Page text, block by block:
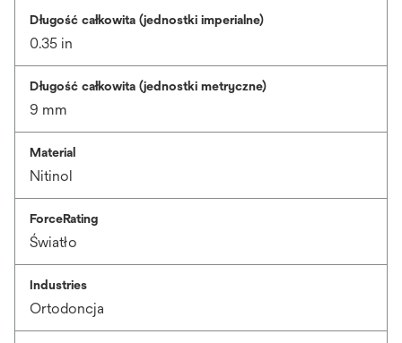
Długość całkowita (jednostki imperialne)
0.35 in
Długość całkowita (jednostki metryczne)
9 mm
Material
Nitinol
ForceRating
Światło
Industries
Ortodoncja